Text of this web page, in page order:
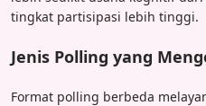
tingkat partisipasi lebih tinggi.
Jenis Polling yang
Format polling berbeda